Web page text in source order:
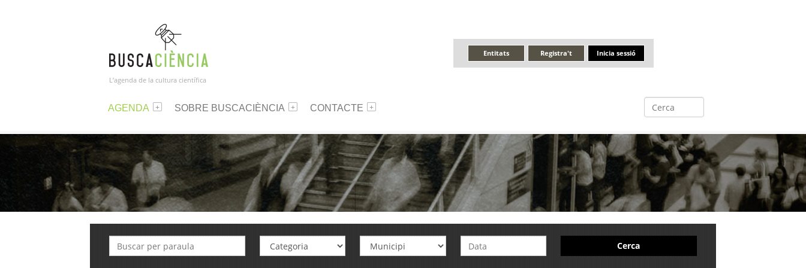
L’agenda de la cultura científica
Inicia sessió
Registra't
Entitats
AGENDA SOBRE BUSCACIÈNCIA CONTACTE
Cerca